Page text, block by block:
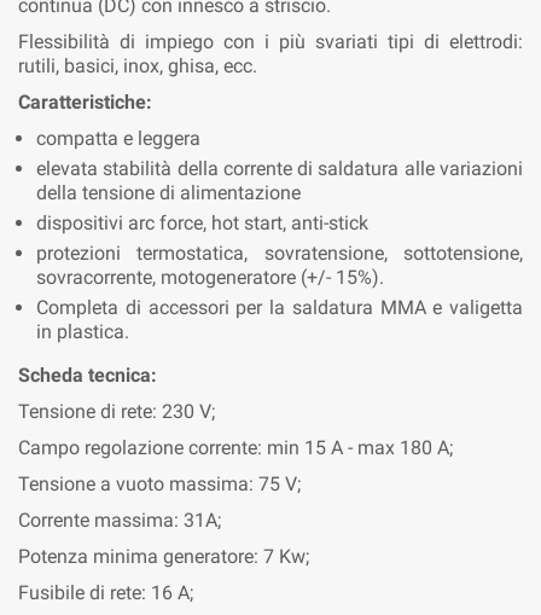
continua (DC) con innesco a striscio.
Flessibilità di impiego con i più svariati tipi di elettrodi:
rutili, basici, inox, ghisa, ecc.
Caratteristiche:
compatta e leggera
elevata stabilità della corrente di saldatura alle variazioni
della tensione di alimentazione
dispositivi arc force, hot start, anti-stick
protezioni termostatica, sovratensione, sottotensione,
sovracorrente, motogeneratore (+/- 15%).
Completa di accessori per la saldatura MMA e valigetta
in plastica.
Scheda tecnica:
Tensione di rete: 230 V;
Campo regolazione corrente: min 15 A - max 180 A;
Tensione a vuoto massima: 75 V;
Corrente massima: 31A;
Potenza minima generatore: 7 Kw;
Fusibile di rete: 16 A;